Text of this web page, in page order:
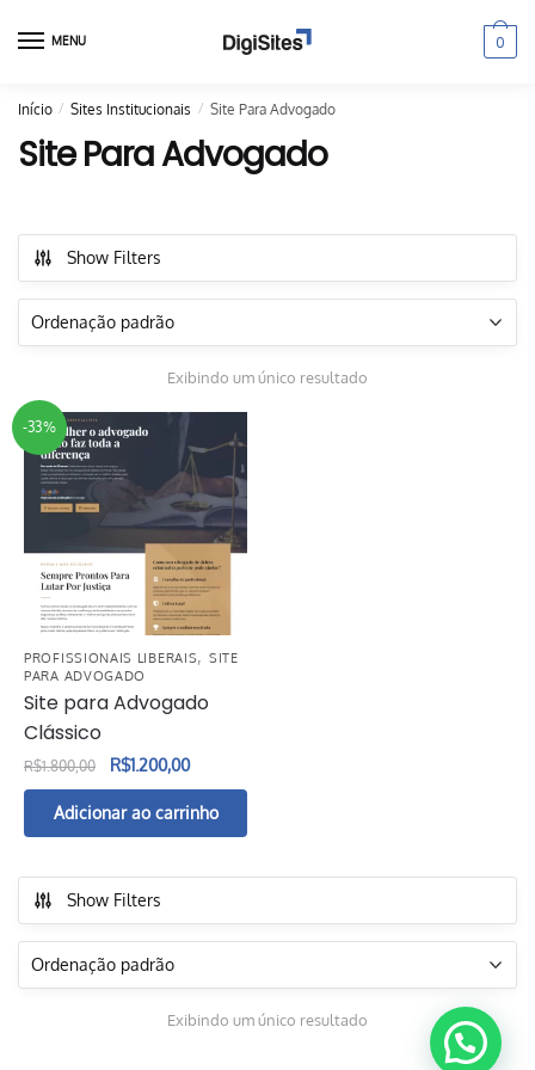
MENU 0
Início / Sites Institucionais / Site Para Advogado
Site Para Advogado
Show Filters
Exibindo um único resultado
-33%
PROFISSIONAIS LIBERAIS, SITE
PARA ADVOGADO
Site para Advogado
Clássico
R$1.800,00
O
preço
original
era:
R$1.200,00O
preço
atual
é:
Adicionar ao carrinho
Show Filters
Exibindo um único resultado